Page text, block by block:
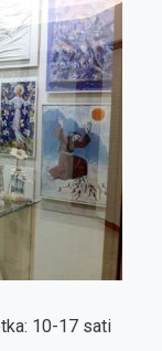
10-17 sati